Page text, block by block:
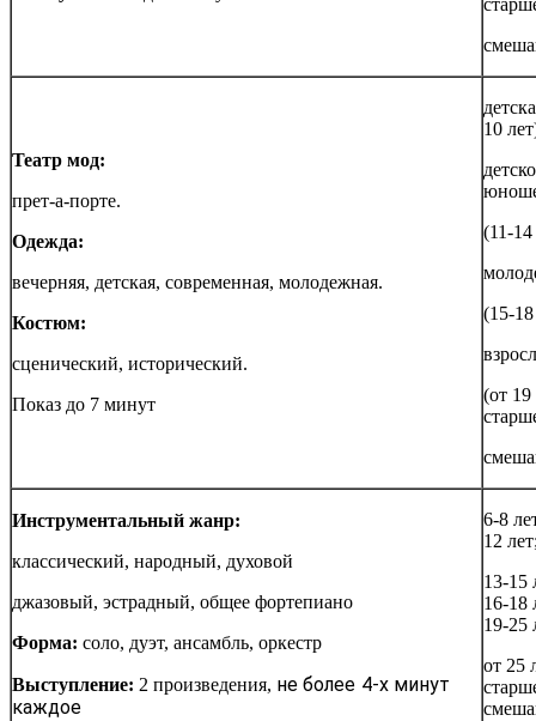
Театр мод:
прет-а-порте.
Одежда:
вечерняя, детская, современная, молодежная.
Костюм:
сценический, исторический.
Показ до 7 минут
10
(11-14
(15-
(от 19
Инструментальный жанр:
классический, народный, духовой
джазовый, эстрадный, общее фортепиано
Форма: соло, дуэт, ансамбль, оркестр
Выступление: 2 произведения, не более 4-х минут
каждое
6-8
12
13-15
16-18
19-25
от 25